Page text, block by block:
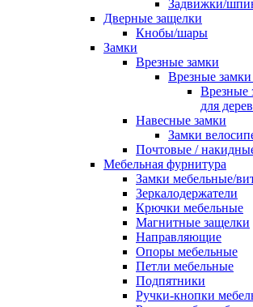
Задвижки/
Дверные защелки
Кнобы/шары
Замки
Врезные замки
Врезные замки
Врезные
для
Навесные замки
Замки
Почтовые /
Мебельная фурнитура
Замки мебельные/
Зеркалодержатели
Крючки мебельные
Магнитные защелки
Направляющие
Опоры мебельные
Петли мебельные
Подпятники
Ручки-кнопки